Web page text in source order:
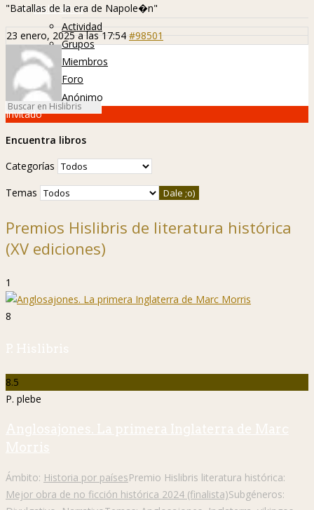
Hislibreños
Actividad
Grupos
Miembros
Foro
"Batallas de la era de Napole�n"
23 enero, 2025 a las 17:54 #98501
Anónimo
Invitado
Encuentra libros
Categorías
Temas
Premios Hislibris de literatura histórica
(XV ediciones)
1
8
P. Hislibris
8.5
P. plebe
Anglosajones. La primera Inglaterra de Marc
Morris
Ámbito: Historia por paísesPremio Hislibris literatura histórica:
Mejor obra de no ficción histórica 2024 (finalista)Subgéneros: